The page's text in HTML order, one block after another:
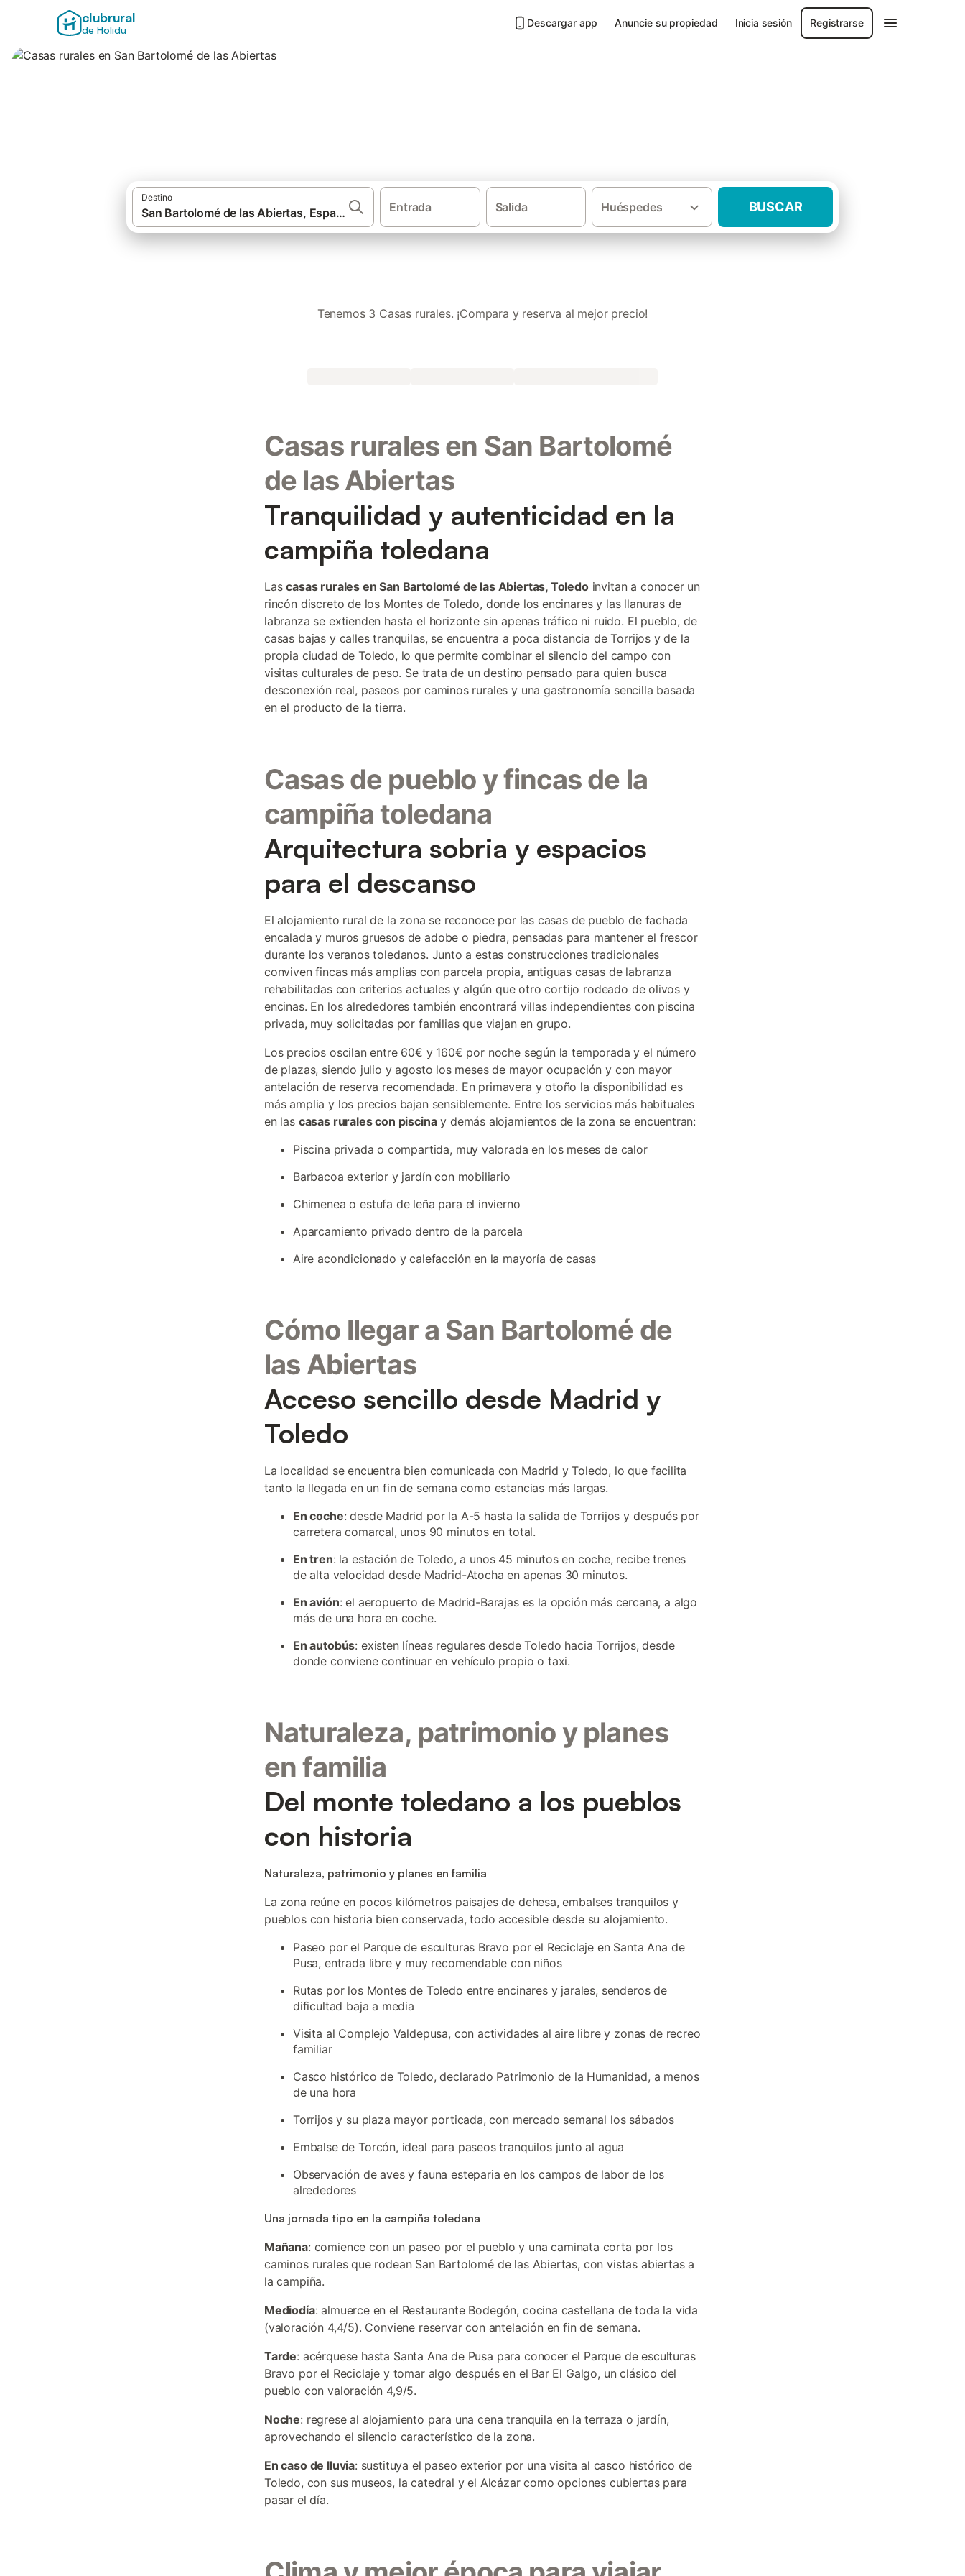
clubrural
de Holidu
Descargar app Anuncie su propiedad Inicia sesión Registrarse
Destino
Entrada Salida Huéspedes BUSCAR
Tenemos 3 Casas rurales. ¡Compara y reserva al mejor precio!
Casas rurales en San Bartolomé
de las Abiertas
Tranquilidad y autenticidad en la
campiña toledana
Lascasas rurales en San Bartolomé de las Abiertas, Toledoinvitan a conocer un
rincón discreto de los Montes de Toledo, donde los encinares y las llanuras de
labranza se extienden hasta el horizonte sin apenas tráfico ni ruido. El pueblo, de
casas bajas y calles tranquilas, se encuentra a poca distancia de Torrijos y de la
propia ciudad de Toledo, lo que permite combinar el silencio del campo con
visitas culturales de peso. Se trata de un destino pensado para quien busca
desconexión real, paseos por caminos rurales y una gastronomía sencilla basada
en el producto de la tierra.
Casas de pueblo y fincas de la
campiña toledana
Arquitectura sobria y espacios
para el descanso
El alojamiento rural de la zona se reconoce por las casas de pueblo de fachada
encalada y muros gruesos de adobe o piedra, pensadas para mantener el frescor
durante los veranos toledanos. Junto a estas construcciones tradicionales
conviven fincas más amplias con parcela propia, antiguas casas de labranza
rehabilitadas con criterios actuales y algún que otro cortijo rodeado de olivos y
encinas. En los alrededores también encontrará villas independientes con piscina
privada, muy solicitadas por familias que viajan en grupo.
Los precios oscilan entre 60€ y 160€ por noche según la temporada y el número
de plazas, siendo julio y agosto los meses de mayor ocupación y con mayor
antelación de reserva recomendada. En primavera y otoño la disponibilidad es
más amplia y los precios bajan sensiblemente. Entre los servicios más habituales
en las casas rurales con piscinay demás alojamientos de la zona se encuentran:
Piscina privada o compartida, muy valorada en los meses de calor
Barbacoa exterior y jardín con mobiliario
Chimenea o estufa de leña para el invierno
Aparcamiento privado dentro de la parcela
Aire acondicionado y calefacción en la mayoría de casas
Cómo llegar a San Bartolomé de
las Abiertas
Acceso sencillo desde Madrid y
Toledo
La localidad se encuentra bien comunicada con Madrid y Toledo, lo que facilita
tanto la llegada en un fin de semana como estancias más largas.
En coche: desde Madrid por la A-5 hasta la salida de Torrijos y después por
carretera comarcal, unos 90 minutos en total.
En tren: la estación de Toledo, a unos 45 minutos en coche, recibe trenes
de alta velocidad desde Madrid-Atocha en apenas 30 minutos.
En avión: el aeropuerto de Madrid-Barajas es la opción más cercana, a algo
más de una hora en coche.
En autobús: existen líneas regulares desde Toledo hacia Torrijos, desde
donde conviene continuar en vehículo propio o taxi.
Naturaleza, patrimonio y planes
en familia
Del monte toledano a los pueblos
con historia
Naturaleza, patrimonio y planes en familia
La zona reúne en pocos kilómetros paisajes de dehesa, embalses tranquilos y
pueblos con historia bien conservada, todo accesible desde su alojamiento.
Paseo por el Parque de esculturas Bravo por el Reciclaje en Santa Ana de
Pusa, entrada libre y muy recomendable con niños
Rutas por los Montes de Toledo entre encinares y jarales, senderos de
dificultad baja a media
Visita al Complejo Valdepusa, con actividades al aire libre y zonas de recreo
familiar
Casco histórico de Toledo, declarado Patrimonio de la Humanidad, a menos
de una hora
Torrijos y su plaza mayor porticada, con mercado semanal los sábados
Embalse de Torcón, ideal para paseos tranquilos junto al agua
Observación de aves y fauna esteparia en los campos de labor de los
alrededores
Una jornada tipo en la campiña toledana
Mañana: comience con un paseo por el pueblo y una caminata corta por los
caminos rurales que rodean San Bartolomé de las Abiertas, con vistas abiertas a
la campiña.
Mediodía: almuerce en el Restaurante Bodegón, cocina castellana de toda la vida
(valoración 4,4/5). Conviene reservar con antelación en fin de semana.
Tarde: acérquese hasta Santa Ana de Pusa para conocer el Parque de esculturas
Bravo por el Reciclaje y tomar algo después en el Bar El Galgo, un clásico del
pueblo con valoración 4,9/5.
Noche: regrese al alojamiento para una cena tranquila en la terraza o jardín,
aprovechando el silencio característico de la zona.
En caso de lluvia: sustituya el paseo exterior por una visita al casco histórico de
Toledo, con sus museos, la catedral y el Alcázar como opciones cubiertas para
pasar el día.